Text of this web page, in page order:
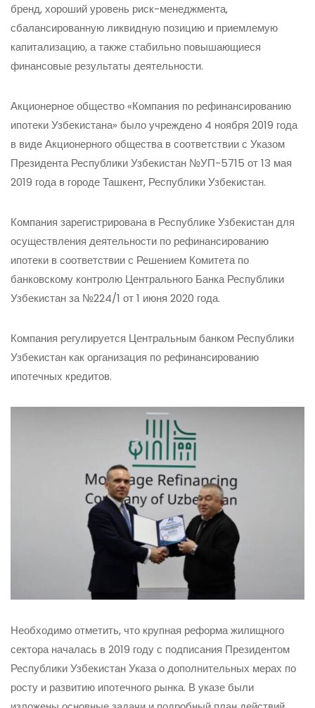
бренд, хороший уровень риск-менеджмента,
сбалансированную ликвидную позицию и приемлемую
капитализацию, а также стабильно повышающиеся
финансовые результаты деятельности.
Акционерное общество «Компания по рефинансированию
ипотеки Узбекистана» было учреждено 4 ноября 2019 года
в виде Акционерного общества в соответствии с Указом
Президента Республики Узбекистан №УП-5715 от 13 мая
2019 года в городе Ташкент, Республики Узбекистан.
Компания зарегистрирована в Республике Узбекистан для
осуществления деятельности по рефинансированию
ипотеки в соответствии с Решением Комитета по
банковскому контролю Центрального Банка Республики
Узбекистан за №224/1 от 1 июня 2020 года.
Компания регулируется Центральным банком Республики
Узбекистан как организация по рефинансированию
ипотечных кредитов.
Необходимо отметить, что крупная реформа жилищного
сектора началась в 2019 году с подписания Президентом
Республики Узбекистан Указа о дополнительных мерах по
росту и развитию ипотечного рынка. В указе были